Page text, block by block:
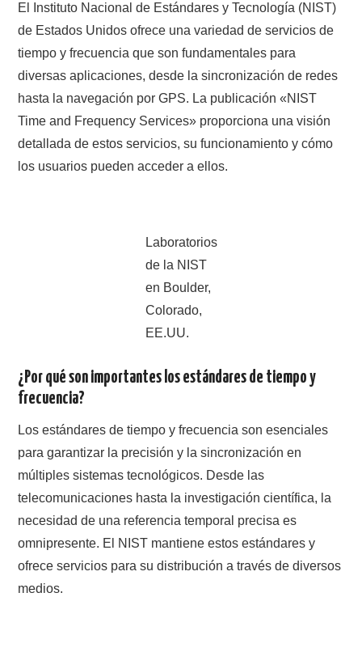
IMÁGENES CRECJ
LA PULGA MERCANTE
LITERATURA DE LA RADIO
MORSE CW APRENDE Y MAS
NUESTRAS ACTIVIDADES !
PLAN DE BANDAS DE
RADIOAFICIONADOS EN MEXICO
PROMOCIÓN DE LA RADIO AFICIÓN
PROPAGACIÓN
SALÓN DE LA FAMA DEL CRECJ
SOLICITUD DE INGRESO
El Instituto Nacional de Estándares y Tecnología (NIST)
de Estados Unidos ofrece una variedad de servicios de
tiempo y frecuencia que son fundamentales para
diversas aplicaciones, desde la sincronización de redes
hasta la navegación por GPS. La publicación «NIST
Time and Frequency Services» proporciona una visión
detallada de estos servicios, su funcionamiento y cómo
los usuarios pueden acceder a ellos.
Laboratorios
de la NIST
en Boulder,
Colorado,
EE.UU.
¿Por qué son importantes los estándares de tiempo y
frecuencia?
Los estándares de tiempo y frecuencia son esenciales
para garantizar la precisión y la sincronización en
múltiples sistemas tecnológicos. Desde las
telecomunicaciones hasta la investigación científica, la
necesidad de una referencia temporal precisa es
omnipresente. El NIST mantiene estos estándares y
ofrece servicios para su distribución a través de diversos
medios.